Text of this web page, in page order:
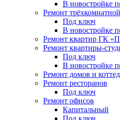
В новостройке
Ремонт
Под ключ
В новостройке
Ремонт квартир ГК
Ремонт квартиры-
Под ключ
В новостройке
Ремонт домов и
Ремонт ресторанов
Под ключ
Ремонт офисов
Капитальный